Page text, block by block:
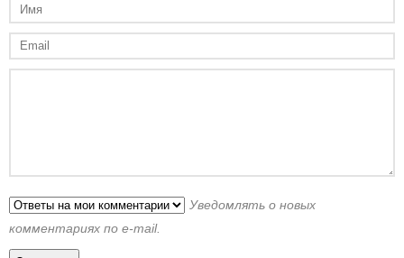
Уведомлять о новых
комментариях по e-mail.